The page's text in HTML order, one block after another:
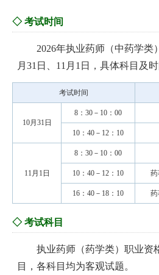
◇ 考试时间
2026年执业药师（中药学类
月31日、11月1日，具体科目及
考试时间
10月31日
8：30－10：00
10：40－12：10
11月1日
8：30－10：00
10：40－12：10 药
16：40－18：10 药
◇ 考试科目
执业药师（药学类）职业资
目，各科目均为客观试题。